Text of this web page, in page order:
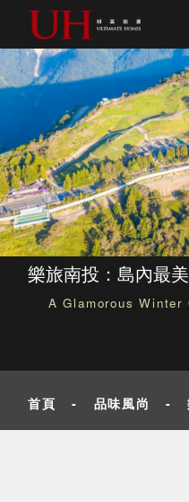
樂旅南投：島內最
A Glamorous Winter
首頁 - 品味風尚 -